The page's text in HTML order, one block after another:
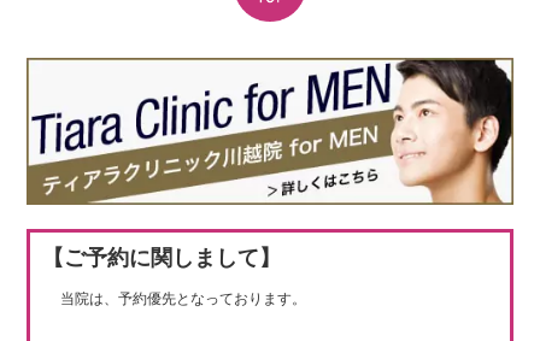
【ご予約に関しまして】
当院は、予約優先となっております。